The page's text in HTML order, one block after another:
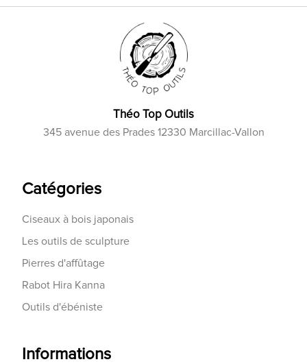
Théo Top Outils
345 avenue des Prades 12330 Marcillac-Vallon
Catégories
Ciseaux à bois japonais
Les outils de sculpture
Pierres d'affûtage
Rabot Hira Kanna
Outils d'ébéniste
Informations